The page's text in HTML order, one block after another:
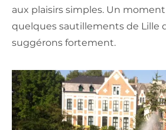
aux plaisirs simples. Un
quelques sautillements de Lille
suggérons fortement.